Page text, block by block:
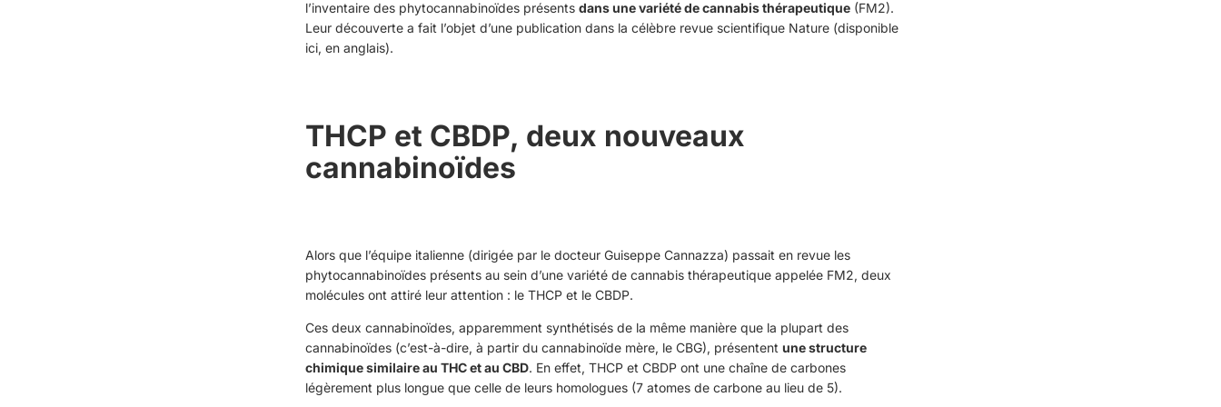
l’inventaire des phytocannabinoïdes présents dans une variété de cannabis thérapeutique (FM2).
Leur découverte a fait l’objet d’une publication dans la célèbre revue scientifique Nature (disponible
ici, en anglais).
THCP et CBDP, deux nouveaux
cannabinoïdes
Alors que l’équipe italienne (dirigée par le docteur Guiseppe Cannazza) passait en revue les
phytocannabinoïdes présents au sein d’une variété de cannabis thérapeutique appelée FM2, deux
molécules ont attiré leur attention : le THCP et le CBDP.
Ces deux cannabinoïdes, apparemment synthétisés de la même manière que la plupart des
cannabinoïdes (c’est-à-dire, à partir du cannabinoïde mère, le CBG), présentent une structure
chimique similaire au THC et au CBD. En effet, THCP et CBDP ont une chaîne de carbones
légèrement plus longue que celle de leurs homologues (7 atomes de carbone au lieu de 5).